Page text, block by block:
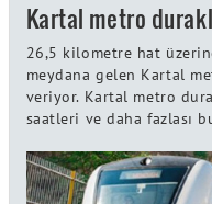
Kartal metro
26,5 kilometre hat
meydana gelen Kartal
veriyor. Kartal metro
saatleri ve daha fazlası